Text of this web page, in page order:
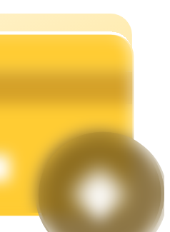
งได้ทันที